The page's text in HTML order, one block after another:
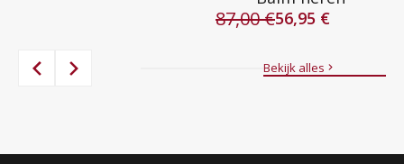
87,00€
Oorspronkelijke
56,95 €
Huidige
Bekijk alles